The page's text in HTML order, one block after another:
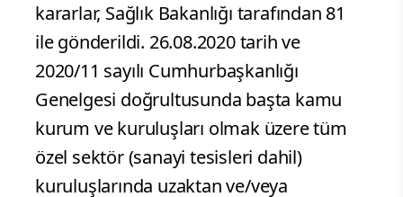
kararlar, Sağlık Bakanlığı tarafından 81
ile gönderildi. 26.08.2020 tarih ve
2020/11 sayılı Cumhurbaşkanlığı
Genelgesi doğrultusunda başta kamu
kurum ve kuruluşları olmak üzere tüm
özel sektör (sanayi tesisleri dahil)
kuruluşlarında uzaktan ve/veya